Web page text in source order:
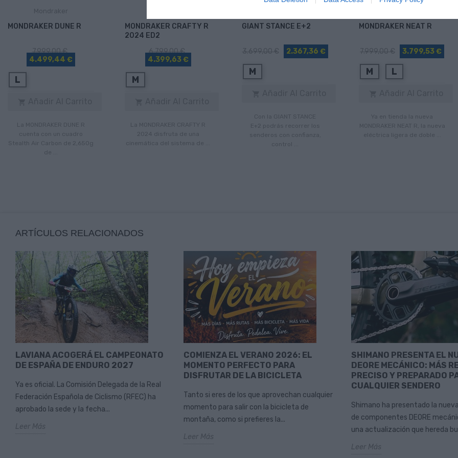
MONDRAKER DUNE R
7.999,00 €
4.499,44 €
L
MONDRAKER CRAFTY R
2024 ED2
6.799,00 €
4.399,63 €
M
GIANT STANCE E+2
2.367,36 €
M
MONDRAKER NEAT R
3.799,53 €
M L
ARTÍCULOS RELACIONADOS
LAVIANA ACOGERÁ EL CAMPEONATO
DE ESPAÑA DE ENDURO 2027
Ya es oficial. La Comisión Delegada de la Real
Federación Española de Ciclismo (RFEC) ha
aprobado la sede y la fecha...
Leer Más
COMIENZA EL VERANO 2026: EL
MOMENTO PERFECTO PARA
DISFRUTAR DE LA BICICLETA
Tanto si eres de los que aprovechan cualquier
momento para salir con la bicicleta de
montaña, como si prefieres la...
Leer Más
SHIMANO PRESENTA EL
DEORE MECÁNICO: MÁS
PRECISO Y PREPARADO
CUALQUIER SENDERO
Shimano ha presentado la
de componentes DEORE
una actualización que hereda
Leer Más